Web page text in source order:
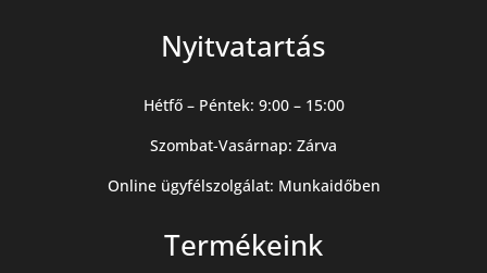
Nyitvatartás
Hétfő – Péntek: 9:00 – 15:00
Szombat-Vasárnap: Zárva
Online ügyfélszolgálat: Munkaidőben
Termékeink